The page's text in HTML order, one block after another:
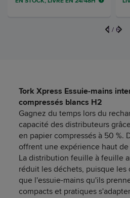
1 / 6
Tork Xpress Essuie-mains
compressés blancs H2
Gagnez du temps lors du
capacité des distributeurs
en papier compressés à 50 %.
offrent une expérience haut
La distribution feuille à feuille
réduit les déchets, puisque
que l'essuie-mains qu'ils
compacts et pratiques